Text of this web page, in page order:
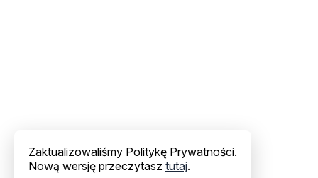
Zaktualizowaliśmy Politykę Prywatności.
Nową wersję przeczytasz tutaj.